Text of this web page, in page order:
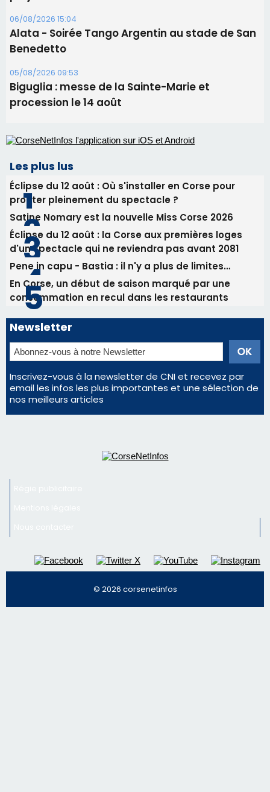
Les plus lus
Éclipse du 12 août : Où s'installer en Corse pour
profiter pleinement du spectacle ?
Satine Nomary est la nouvelle Miss Corse 2026
d'un spectacle qui ne reviendra pas avant 2081
En Corse, un début de saison marqué par une
consommation en recul dans les restaurants
Newsletter
Inscrivez-vous à la newsletter de CNI et recevez par
email les infos les plus importantes et une sélection de
nos meilleurs articles
Régie publicitaire
Mentions légales
Nous contacter